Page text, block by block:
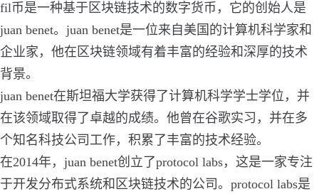
fil币是一种基于区块链技术的数字货币，它的创始人是
juan benet。juan benet是一位来自美国的计算机科学家和
企业家，他在区块链领域有着丰富的经验和深厚的技术
背景。
juan benet在斯坦福大学获得了计算机科学学士学位，并
在该领域取得了卓越的成绩。他曾在谷歌实习，并在多
个知名科技公司工作，积累了丰富的技术经验。
在2014年，juan benet创立了protocol labs，这是一家专注
于开发分布式系统和区块链技术的公司。protocol labs是